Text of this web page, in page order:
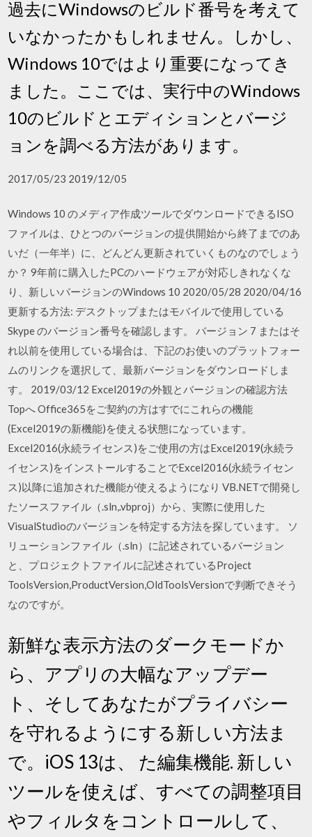
過去にWindowsのビルド番号を考えて
いなかったかもしれません。しかし、
Windows 10ではより重要になってき
ました。ここでは、実行中のWindows
10のビルドとエディションとバージ
ョンを調べる方法があります。
2017/05/23 2019/12/05
Windows 10 のメディア作成ツールでダウンロードできるISO
ファイルは、ひとつのバージョンの提供開始から終了までのあ
いだ（一年半）に、どんどん更新されていくものなのでしょう
か？ 9年前に購入したPCのハードウェアが対応しきれなくな
り、新しいバージョンのWindows 10 2020/05/28 2020/04/16
更新する方法: デスクトップまたはモバイルで使用している
Skype のバージョン番号を確認します。 バージョン 7 またはそ
れ以前を使用している場合は、下記のお使いのプラットフォー
ムのリンクを選択して、最新バージョンをダウンロードしま
す。 2019/03/12 Excel2019の外観とバージョンの確認方法
Topへ Office365をご契約の方はすでにこれらの機能
(Excel2019の新機能)を使える状態になっています。
Excel2016(永続ライセンス)をご使用の方はExcel2019(永続ラ
イセンス)をインストールすることでExcel2016(永続ライセン
ス)以降に追加された機能が使えるようになり VB.NETで開発し
たソースファイル（.sln,.vbproj）から、実際に使用した
VisualStudioのバージョンを特定する方法を探しています。 ソ
リューションファイル（.sln）に記述されているバージョン
と、プロジェクトファイルに記述されているProject
ToolsVersion,ProductVersion,OldToolsVersionで判断できそう
なのですが。
新鮮な表示方法のダークモードか
ら、アプリの大幅なアップデー
ト、そしてあなたがプライバシー
を守れるようにする新しい方法ま
で。iOS 13は、 た編集機能. 新しい
ツールを使えば、すべての調整項目
やフィルタをコントロールして、